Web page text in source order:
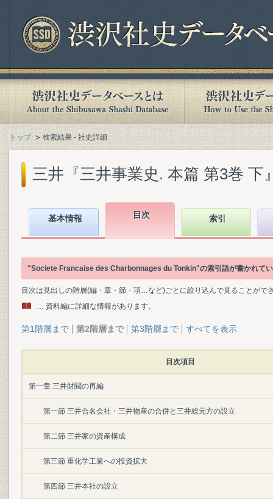
トップ 検索結果 - 社史詳細
三井『三井事業史. 本篇 第3巻 下
基本情報 目次 索引
"Societe Francaise des Charbonnages du Tonkin"の索引語が書かれて
目次は見出しの階層(編・章・節・項…など)ごとに絞り込んで見ることがで
… 資料編に詳細な情報があります。
第1階層まで 第2階層まで 第3階層まで すべてを表示
目次項目
第一章 三井財閥の再編
第一節 三井合名会社・三井物産の合併と三井総元方の設立
第二節 三井家の資産構成
第三節 重化学工業への投資拡大
第四節 三井本社の設立